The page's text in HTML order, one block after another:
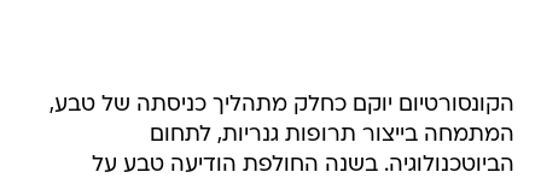
הקונסורטיום יוקם כחלק מתהליך כניסתה של טבע,
המתמחה בייצור תרופות גנריות, לתחום
הביוטכנולוגיה. בשנה החולפת הודיעה טבע על